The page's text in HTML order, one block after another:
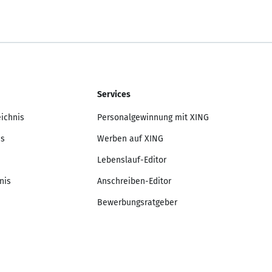
Services
Personalgewinnung mit XING
Werben auf XING
Lebenslauf-Editor
Anschreiben-Editor
Bewerbungsratgeber